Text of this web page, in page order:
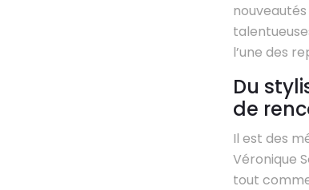
l’une des
Du
de
Il est des
Véronique
tout